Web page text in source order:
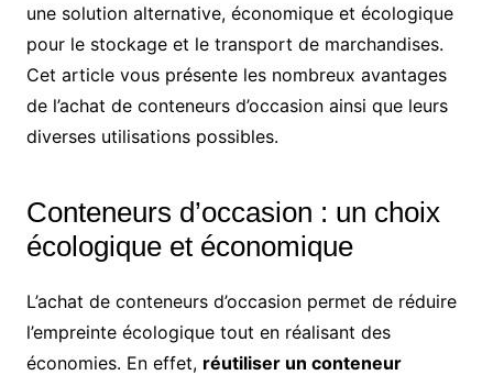
une solution alternative, économique et écologique
pour le stockage et le transport de marchandises.
Cet article vous présente les nombreux avantages
de l’achat de conteneurs d’occasion ainsi que leurs
diverses utilisations possibles.
Conteneurs d’occasion : un choix
écologique et économique
L’achat de conteneurs d’occasion permet de réduire
l’empreinte écologique tout en réalisant des
économies. En effet, réutiliser un conteneur